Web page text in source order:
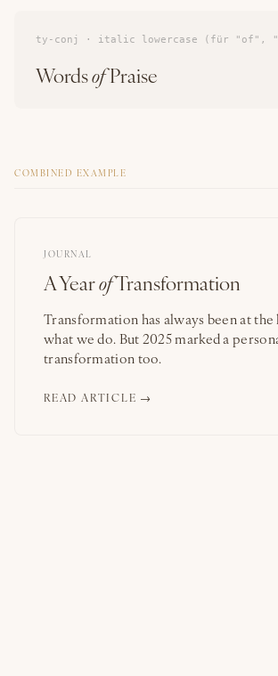
ty-conj · italic lowercase (für "of",
WordsofPraise
COMBINED EXAMPLE
JOURNAL
A YearofTransformation
Transformation has always been at
what we do. But 2025 marked a
transformation too.
READ ARTICLE →